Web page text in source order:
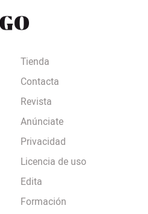
Tienda
Contacta
Revista
Anúnciate
Privacidad
Licencia de uso
Edita
Formación